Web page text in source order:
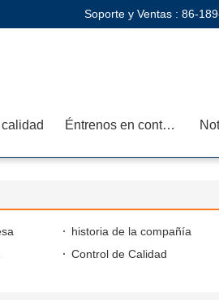
Soporte y Ventas : 86-
Éntrenos en contacto con
historia de la compañía
Control de Calidad